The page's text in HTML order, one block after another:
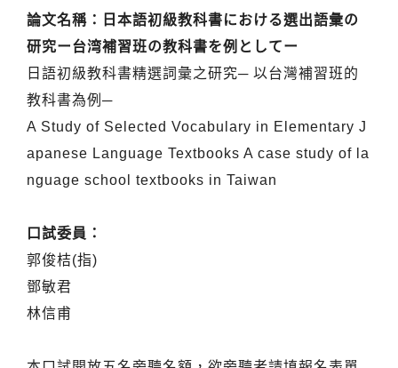
論文名稱：日本語初級教科書における選出語彙の
研究ー台湾補習班の教科書を例としてー
日語初級教科書精選詞彙之研究─ 以台灣補習班的
教科書為例─
A Study of Selected Vocabulary in Elementary J
apanese Language Textbooks A case study of la
nguage school textbooks in Taiwan
口試委員：
郭俊桔(指)
鄧敏君
林信甫